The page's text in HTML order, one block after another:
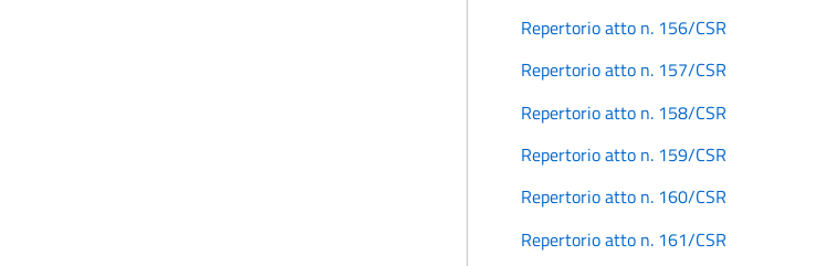
Repertorio atto n. 156/CSR
Repertorio atto n. 157/CSR
Repertorio atto n. 158/CSR
Repertorio atto n. 159/CSR
Repertorio atto n. 160/CSR
Repertorio atto n. 161/CSR